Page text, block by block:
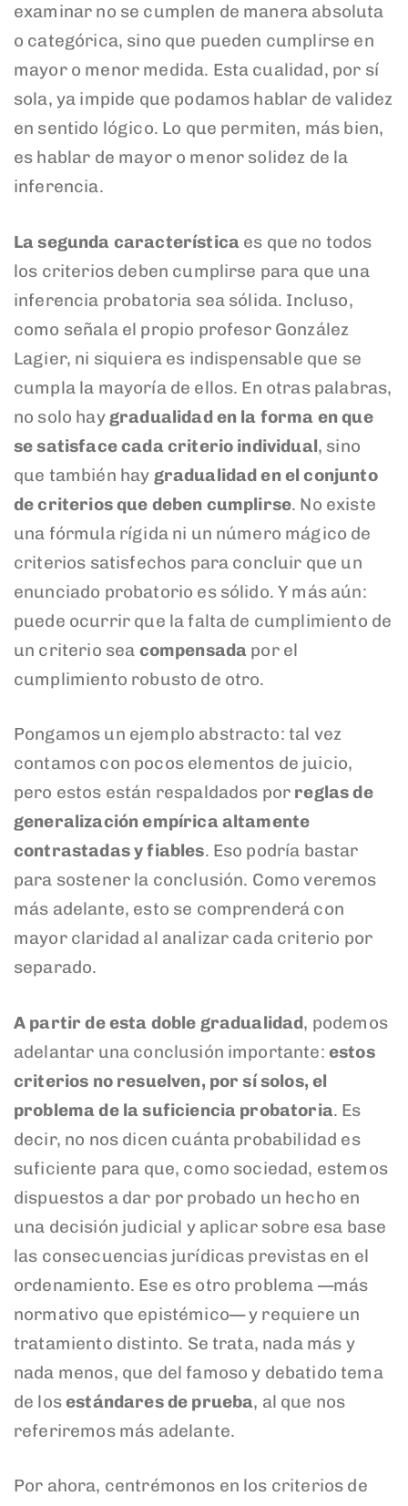
examinar no se cumplen de manera absoluta
o categórica, sino que pueden cumplirse en
mayor o menor medida. Esta cualidad, por sí
sola, ya impide que podamos hablar de validez
en sentido lógico. Lo que permiten, más bien,
es hablar de mayor o menor solidez de la
inferencia.
La segunda característica es que no todos
los criterios deben cumplirse para que una
inferencia probatoria sea sólida. Incluso,
como señala el propio profesor González
Lagier, ni siquiera es indispensable que se
cumpla la mayoría de ellos. En otras palabras,
no solo hay gradualidad en la forma en que
se satisface cada criterio individual, sino
que también hay gradualidad en el conjunto
de criterios que deben cumplirse. No existe
una fórmula rígida ni un número mágico de
criterios satisfechos para concluir que un
enunciado probatorio es sólido. Y más aún:
puede ocurrir que la falta de cumplimiento de
un criterio sea compensada por el
cumplimiento robusto de otro.
Pongamos un ejemplo abstracto: tal vez
contamos con pocos elementos de juicio,
pero estos están respaldados por reglas de
generalización empírica altamente
contrastadas y fiables. Eso podría bastar
para sostener la conclusión. Como veremos
más adelante, esto se comprenderá con
mayor claridad al analizar cada criterio por
separado.
A partir de esta doble gradualidad, podemos
adelantar una conclusión importante: estos
criterios no resuelven, por sí solos, el
problema de la suficiencia probatoria. Es
decir, no nos dicen cuánta probabilidad es
suficiente para que, como sociedad, estemos
dispuestos a dar por probado un hecho en
una decisión judicial y aplicar sobre esa base
las consecuencias jurídicas previstas en el
ordenamiento. Ese es otro problema —más
normativo que epistémico— y requiere un
tratamiento distinto. Se trata, nada más y
nada menos, que del famoso y debatido tema
de losestándares de prueba, al que nos
referiremos más adelante.
Por ahora, centrémonos en los criterios de